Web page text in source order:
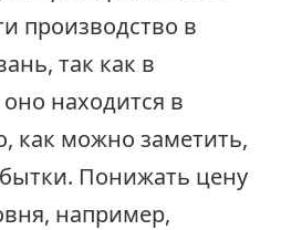
производство в
так как в
находится в
как можно заметить,
Понижать цену
например,